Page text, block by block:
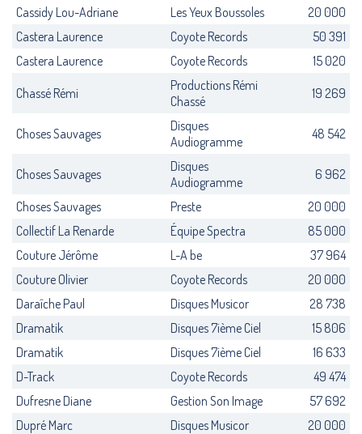
Cassidy Lou-Adriane
Les Yeux Boussoles
20 000
Castera Laurence
Coyote Records
50 391
Castera Laurence
Coyote Records
15 020
Chassé Rémi
Productions Rémi
Chassé
19 269
Choses Sauvages
Disques
Audiogramme
48 542
Choses Sauvages
Disques
Audiogramme
6 962
Choses Sauvages
Preste
20 000
Collectif La Renarde
Équipe Spectra
85 000
Couture Jérôme
L-A be
37 964
Couture Olivier
Coyote Records
20 000
Daraîche Paul
Disques Musicor
28 738
Dramatik
Disques 7ième Ciel
15 806
Dramatik
Disques 7ième Ciel
16 633
D-Track
Coyote Records
49 474
Dufresne Diane
Gestion Son Image
57 692
Dupré Marc
Disques Musicor
20 000